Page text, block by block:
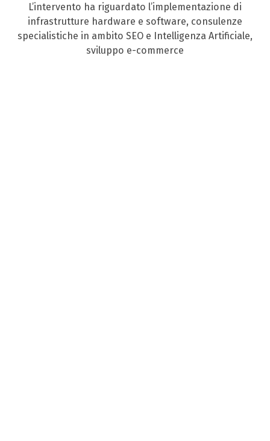
L’intervento ha riguardato l’implementazione di
infrastrutture hardware e software, consulenze
specialistiche in ambito SEO e Intelligenza Artificiale,
sviluppo e-commerce